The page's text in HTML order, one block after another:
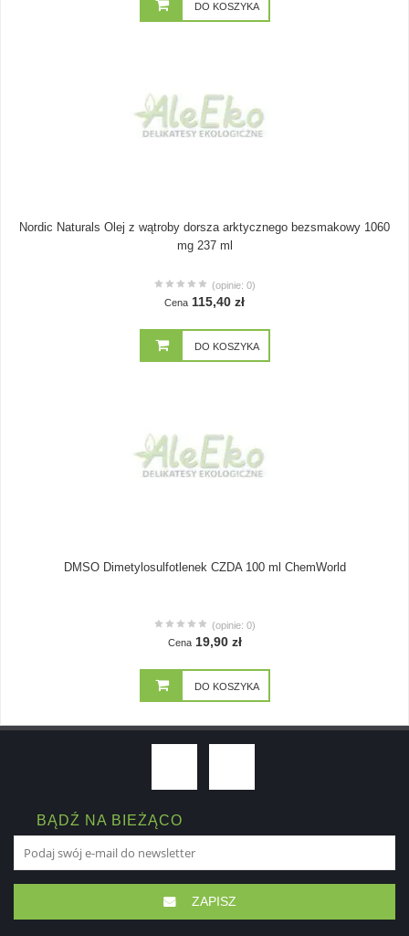
DO KOSZYKA
Nordic Naturals Olej z wątroby dorsza arktycznego bezsmakowy 1060
mg 237 ml
(opinie: 0)
Cena 115,40 zł
DO KOSZYKA
DMSO Dimetylosulfotlenek CZDA 100 ml ChemWorld
(opinie: 0)
Cena 19,90 zł
DO KOSZYKA
BĄDŹ NA BIEŻĄCO
ZAPISZ